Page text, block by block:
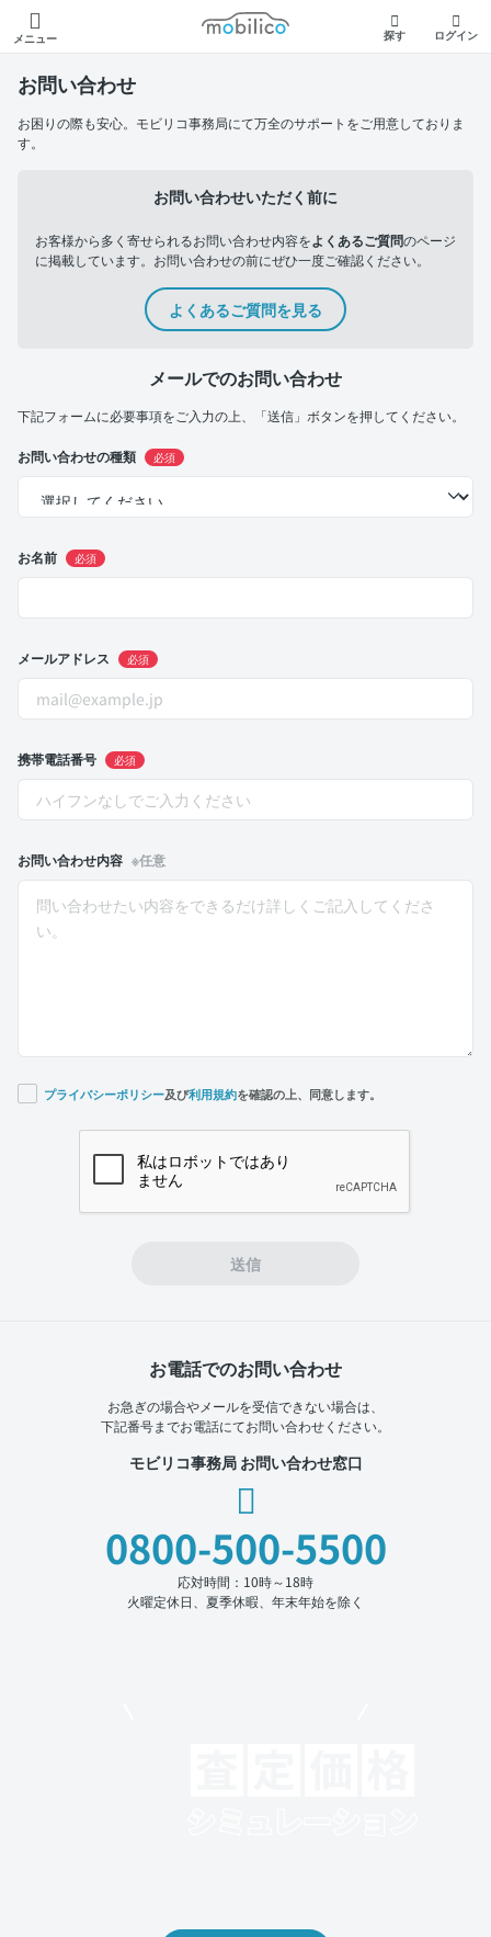
メニュー
モビリコ
探す ログイン
お問い合わせ
お困りの際も安心。モビリコ事務局にて万全のサポートをご用意しておりま
す。
お問い合わせいただく前に
お客様から多く寄せられるお問い合わせ内容をよくあるご質問のページ
に掲載しています。お問い合わせの前にぜひ一度ご確認ください。
よくあるご質問を見る
メールでのお問い合わせ
下記フォームに必要事項をご入力の上、「送信」ボタンを押してください。
お問い合わせの種類 必須
お名前 必須
メールアドレス 必須
携帯電話番号 必須
お問い合わせ内容 ※任意
プライバシーポリシー及び利用規約を確認の上、同意します。
送信
お電話でのお問い合わせ
お急ぎの場合やメールを受信できない場合は、
下記番号までお電話にてお問い合わせください。
モビリコ事務局 お問い合わせ窓口
0800-500-5500
応対時間：10時～18時
火曜定休日、夏季休暇、年末年始を除く